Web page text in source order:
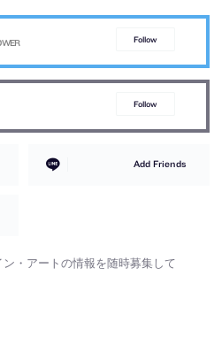
Follow
Follow
Add Friends
・アートの情報を随時募集して